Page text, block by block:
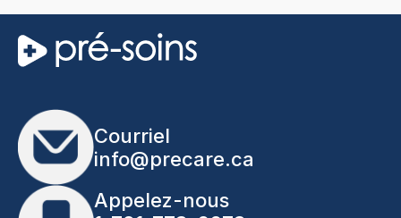
Courriel
info@precare.ca
Appelez-nous